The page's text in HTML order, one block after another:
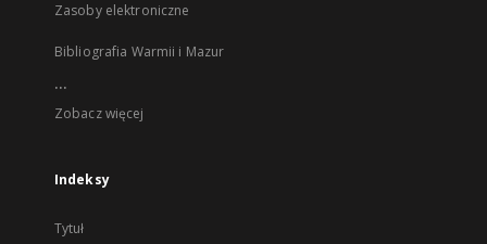
Zasoby elektroniczne
Bibliografia Warmii i Mazur
...
Zobacz więcej
Indeksy
Tytuł